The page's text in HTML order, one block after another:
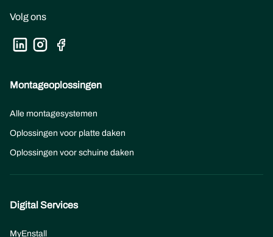
Volg ons
Montageoplossingen
Alle montagesystemen
Oplossingen voor platte daken
Oplossingen voor schuine daken
Digital Services
MyEnstall